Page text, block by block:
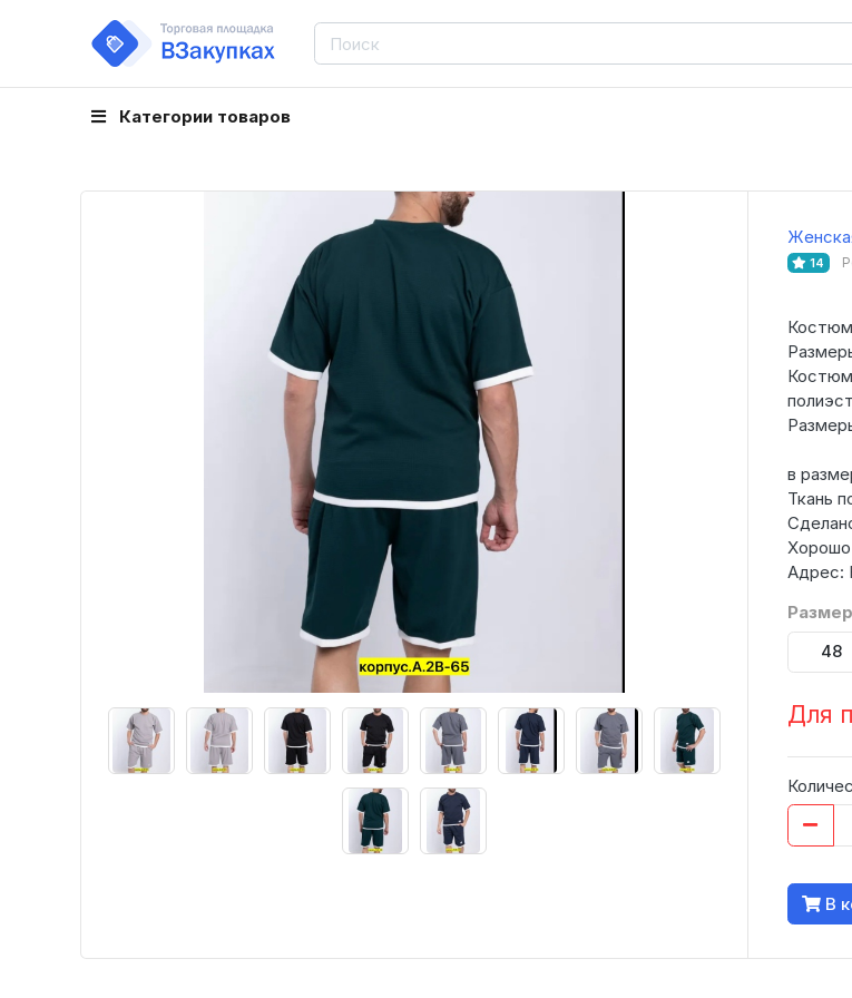
Категории товаров
14
в
Ткань
Хорошо
Адрес:
48
Для
В